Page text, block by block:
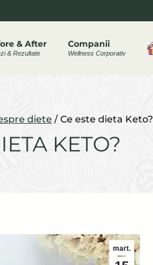
& After
& Rezultate
Companii
Wellness Corporativ
diete / Ce este dieta Keto?
KETO?
mart.